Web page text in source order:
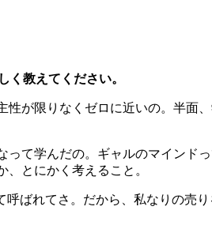
教えてください。
が限りなくゼロに近いの。半面
て学んだの。ギャルのマイン
とにかく考えること。
ばれてさ。だから、私なりの売